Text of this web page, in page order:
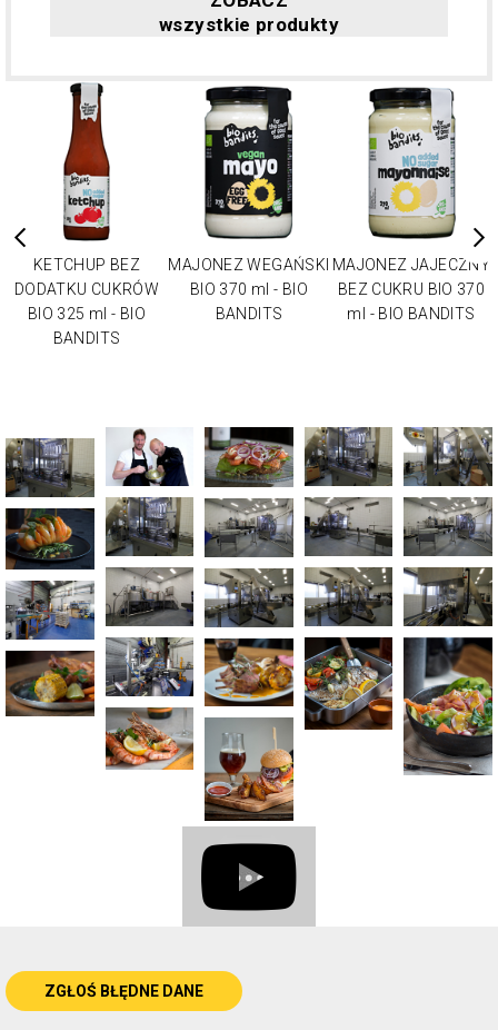
wszystkie produkty
KETCHUP BEZ
DODATKU CUKRÓW
BIO 325 ml - BIO
BANDITS
MAJONEZ WEGAŃSKI
BIO 370 ml - BIO
BANDITS
MAJONEZ JAJECZNY
BEZ CUKRU BIO 370
ml - BIO BANDITS
ZGŁOŚ BŁĘDNE DANE